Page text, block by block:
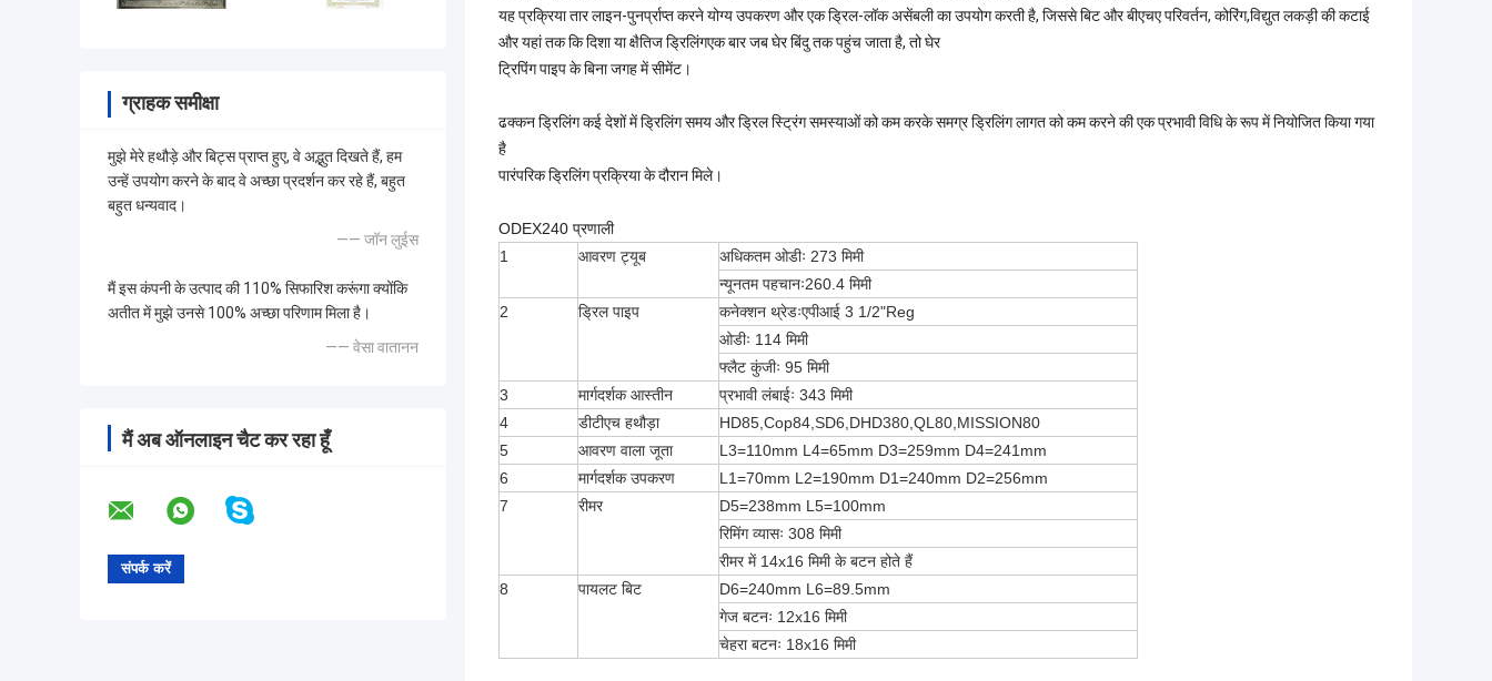
ग्राहक समीक्षा
मुझे मेरे हथौड़े और बिट्स प्राप्त हुए, वे अद्भुत दिखते हैं, हम
उन्हें उपयोग करने के बाद वे अच्छा प्रदर्शन कर रहे हैं, बहुत
बहुत धन्यवाद।
—— जॉन लुईस
मैं इस कंपनी के उत्पाद की 110% सिफारिश करूंगा क्योंकि
अतीत में मुझे उनसे 100% अच्छा परिणाम मिला है।
—— वेसा वातानन
मैं अब ऑनलाइन चैट कर रहा हूँ
यह प्रक्रिया तार लाइन-पुनर्प्राप्त करने योग्य उपकरण और एक ड्रिल-लॉक असेंबली का उपयोग करती है, जिससे बिट और बीएचए परिवर्तन, कोरिंग,विद्युत लकड़ी की कटाई
और यहां तक कि दिशा या क्षैतिज ड्रिलिंगएक बार जब घेर बिंदु तक पहुंच जाता है, तो घेर
ट्रिपिंग पाइप के बिना जगह में सीमेंट।
ढक्कन ड्रिलिंग कई देशों में ड्रिलिंग समय और ड्रिल स्ट्रिंग समस्याओं को कम करके समग्र ड्रिलिंग लागत को कम करने की एक प्रभावी विधि के रूप में नियोजित किया गया
है
पारंपरिक ड्रिलिंग प्रक्रिया के दौरान मिले।
ODEX240 प्रणाली
1
आवरण ट्यूब
अधिकतम ओडीः 273 मिमी
न्यूनतम पहचानः260.4 मिमी
2
ड्रिल पाइप
कनेक्शन थ्रेडःएपीआई 3 1/2"Reg
ओडीः 114 मिमी
फ्लैट कुंजीः 95 मिमी
3
मार्गदर्शक आस्तीन
प्रभावी लंबाईः 343 मिमी
4
डीटीएच हथौड़ा
HD85,Cop84,SD6,DHD380,QL80,MISSION80
5
आवरण वाला जूता
L3=110mm L4=65mm D3=259mm D4=241mm
6
मार्गदर्शक उपकरण
L1=70mm L2=190mm D1=240mm D2=256mm
7
रीमर
D5=238mm L5=100mm
रिमिंग व्यासः 308 मिमी
रीमर में 14x16 मिमी के बटन होते हैं
8
पायलट बिट
D6=240mm L6=89.5mm
गेज बटनः 12x16 मिमी
चेहरा बटनः 18x16 मिमी